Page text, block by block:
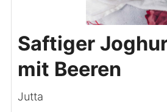
Saftiger
mit Beeren
Jutta